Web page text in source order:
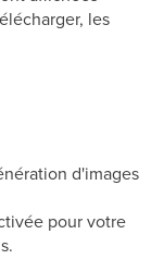
les
d'images
pour votre